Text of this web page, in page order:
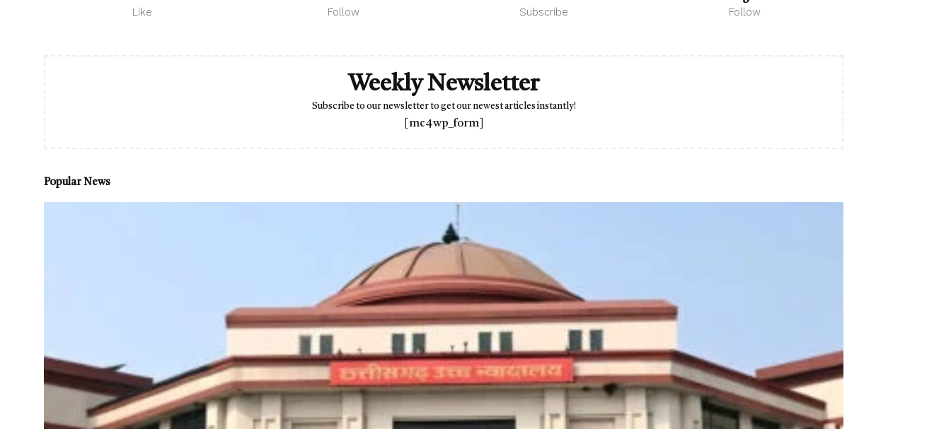
Like Follow Subscribe Follow
Weekly Newsletter
Subscribe to our newsletter to get our newest articles instantly!
[mc4wp_form]
Popular News